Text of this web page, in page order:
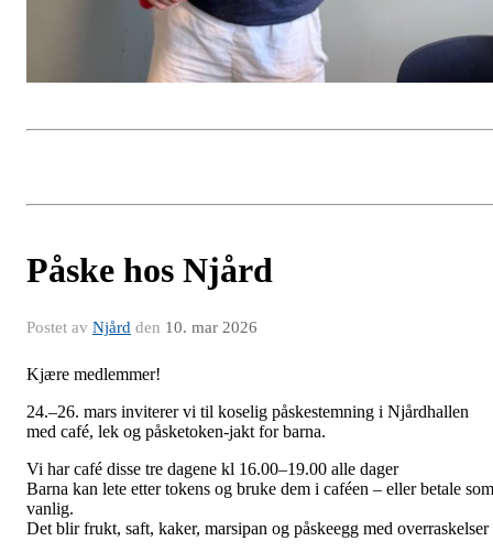
Påske hos Njård
Postet av Njård den 10. mar 2026
Kjære medlemmer!
24.–26. mars inviterer vi til koselig påskestemning i Njårdhallen
med café, lek og påsketoken-jakt for barna.
Vi har café disse tre dagene kl 16.00–19.00 alle dager
Barna kan lete etter tokens og bruke dem i caféen – eller betale som
vanlig.
Det blir frukt, saft, kaker, marsipan og påskeegg med overraskelser